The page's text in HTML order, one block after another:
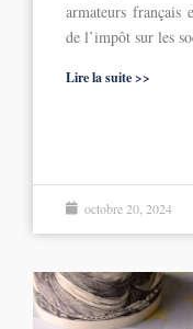
armateurs français
de l’impôt sur les
Lire la suite >>
octobre 20, 2024